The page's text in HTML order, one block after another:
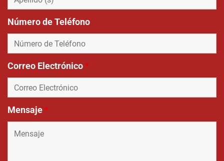
Número de Teléfono
Correo Electrónico*
Mensaje*